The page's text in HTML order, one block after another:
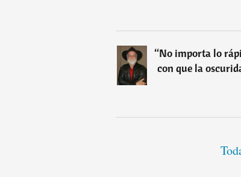
“No importa lo
con que la